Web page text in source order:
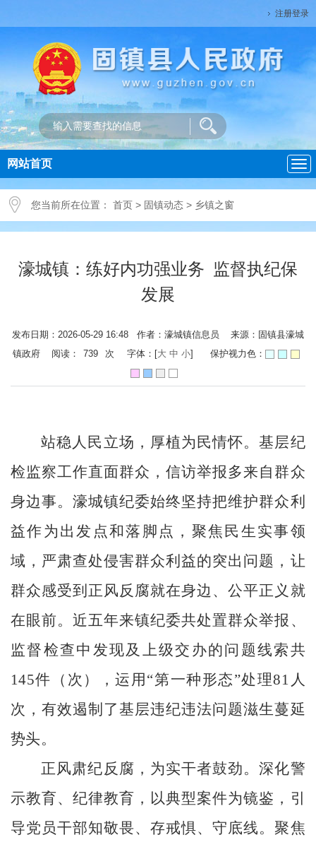
注册登录
导
航
网站首页
您当前所在位置： 首页 > 固镇动态 > 乡镇之窗
濠城镇：练好内功强业务 监督执纪保
发展
发布日期：2026-05-29 16:48 作者：濠城镇信息员 来源：固镇县濠城
镇政府 阅读：
739 次 字体：[大 中 小] 保护视力色：
站稳人民立场，厚植为民情怀。基层纪
检监察工作直面群众，信访举报多来自群众
身边事。濠城镇纪委始终坚持把维护群众利
益作为出发点和落脚点，聚焦民生实事领
域，严肃查处侵害群众利益的突出问题，让
群众感受到正风反腐就在身边、公平正义就
在眼前。近五年来镇纪委共处置群众举报、
监督检查中发现及上级交办的问题线索共
145件（次），运用“第一种形态”处理81人
次，有效遏制了基层违纪违法问题滋生蔓延
势头。
正风肃纪反腐 ，为实干者鼓劲。深化警
示教育、纪律教育，以典型案件为镜鉴，引
导党员干部知敬畏、存戒惧、守底线。聚焦